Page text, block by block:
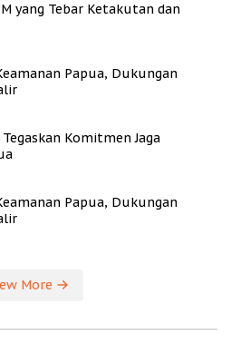
yang Tebar Ketakutan dan
Papua, Dukungan
Komitmen Jaga
Papua, Dukungan
More